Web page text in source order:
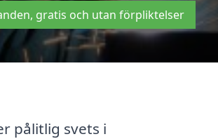
gratis och utan förpliktelser
pålitlig svets i